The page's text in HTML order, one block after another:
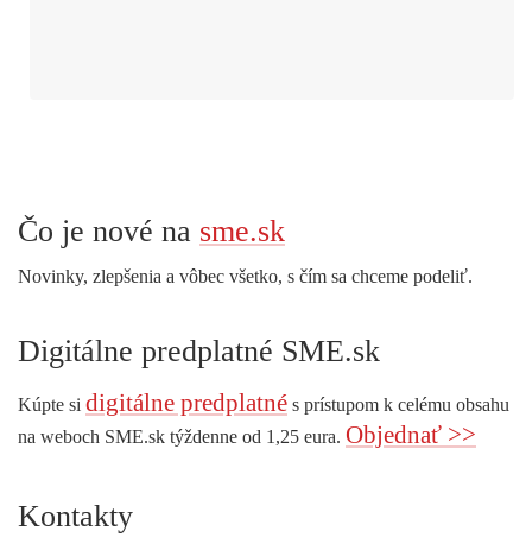
Čo je nové na sme.sk
Novinky, zlepšenia a vôbec všetko, s čím sa chceme podeliť.
Digitálne predplatné SME.sk
Kúpte si digitálne predplatné s prístupom k celému obsahu
na weboch SME.sk týždenne od 1,25 eura. Objednať >>
Kontakty